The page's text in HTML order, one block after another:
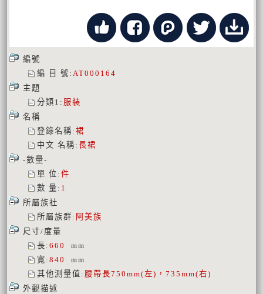
編號
編 目 號 : AT000164
主題
分類1 : 服裝
名稱
登錄名稱 : 裙
中文 名稱 : 長裙
-數量-
單 位 : 件
數 量 : 1
所屬族社
所屬族群 : 阿美族
尺寸/度量
長 : 660
mm
寬 : 840
mm
其他測量值 : 腰帶長750mm(左)，735mm(右)
外觀描述